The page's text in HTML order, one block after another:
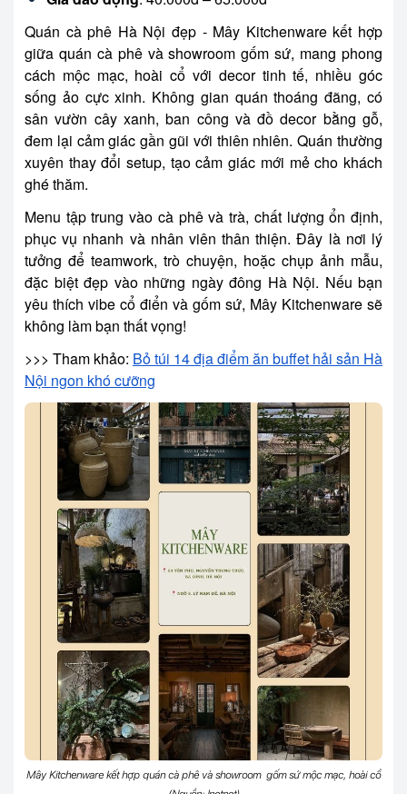
Quán cà phê Hà Nội đẹp - Mây Kitchenware kết hợp
giữa quán cà phê và showroom gốm sứ, mang phong
cách mộc mạc, hoài cổ với decor tinh tế, nhiều góc
sống ảo cực xinh. Không gian quán thoáng đãng, có
sân vườn cây xanh, ban công và đồ decor bằng gỗ,
đem lại cảm giác gần gũi với thiên nhiên. Quán thường
xuyên thay đổi setup, tạo cảm giác mới mẻ cho khách
ghé thăm.
Menu tập trung vào cà phê và trà, chất lượng ổn định,
phục vụ nhanh và nhân viên thân thiện. Đây là nơi lý
tưởng để teamwork, trò chuyện, hoặc chụp ảnh mẫu,
đặc biệt đẹp vào những ngày đông Hà Nội. Nếu bạn
yêu thích vibe cổ điển và gốm sứ, Mây Kitchenware sẽ
không làm bạn thất vọng!
>>> Tham khảo: Bỏ túi 14 địa điểm ăn buffet hải sản Hà
Nội ngon khó cưỡng
Mây Kitchenware kết hợp quán cà phê và showroom gốm sứ mộc mạc, hoài cổ